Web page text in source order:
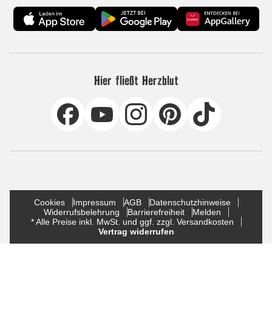
Hier fließt Herzblut
Cookies Impressum AGB
Datenschutzhinweise
Widerrufsbelehrung
Barrierefreiheit
Melden
* Alle Preise inkl. MwSt. und ggf. zzgl. Versandkosten
Vertrag widerrufen